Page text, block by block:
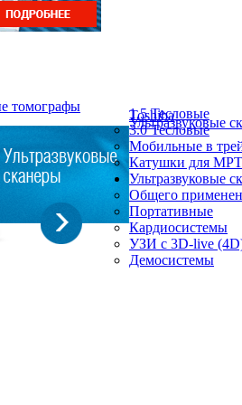
томографы
Ультразвуковые
Toshiba
1.5 Тесловые
3.0 Тесловые
Мобильные в
Катушки для МРТ
Ультразвуковые
Общего
Портативные
Кардиосистемы
УЗИ с 3D-live
Демосистемы